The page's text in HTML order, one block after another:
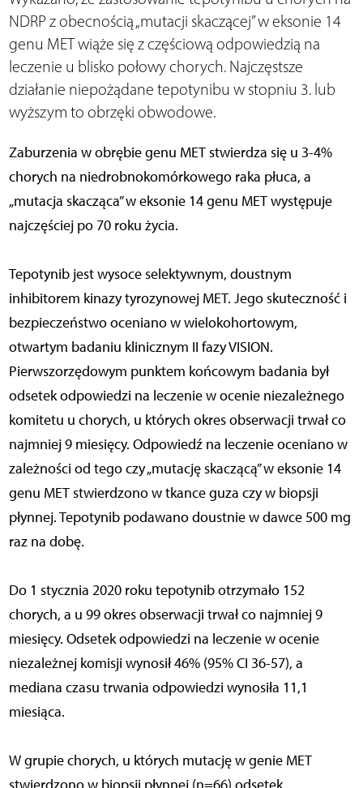
NDRP z obecnością „mutacji skaczącej” w eksonie 14
genu MET wiąże się z częściową odpowiedzią na
leczenie u blisko połowy chorych. Najczęstsze
działanie niepożądane tepotynibu w stopniu 3. lub
wyższym to obrzęki obwodowe.
Zaburzenia w obrębie genu MET stwierdza się u 3-4%
chorych na niedrobnokomórkowego raka płuca, a
„mutacja skacząca” w eksonie 14 genu MET występuje
najczęściej po 70 roku życia.
Tepotynib jest wysoce selektywnym, doustnym
inhibitorem kinazy tyrozynowej MET. Jego skuteczność i
bezpieczeństwo oceniano w wielokohortowym,
otwartym badaniu klinicznym II fazy VISION.
Pierwszorzędowym punktem końcowym badania był
odsetek odpowiedzi na leczenie w ocenie niezależnego
komitetu u chorych, u których okres obserwacji trwał co
najmniej 9 miesięcy. Odpowiedź na leczenie oceniano w
zależności od tego czy „mutację skaczącą” w eksonie 14
genu MET stwierdzono w tkance guza czy w biopsji
płynnej. Tepotynib podawano doustnie w dawce 500 mg
raz na dobę.
Do 1 stycznia 2020 roku tepotynib otrzymało 152
chorych, a u 99 okres obserwacji trwał co najmniej 9
miesięcy. Odsetek odpowiedzi na leczenie w ocenie
niezależnej komisji wynosił 46% (95% CI 36-57), a
mediana czasu trwania odpowiedzi wynosiła 11,1
miesiąca.
W grupie chorych, u których mutację w genie MET